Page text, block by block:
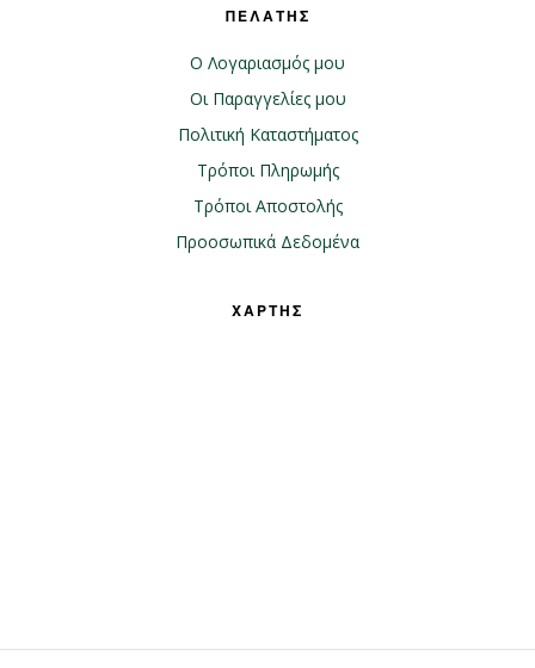
ΠΕΛΑΤΗΣ
Ο Λογαριασμός μου
Οι Παραγγελίες μου
Πολιτική Καταστήματος
Τρόποι Πληρωμής
Τρόποι Αποστολής
Προοσωπικά Δεδομένα
ΧΑΡΤΗΣ